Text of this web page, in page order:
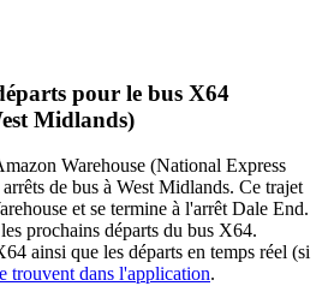
pour le bus X64
Midlands)
Warehouse (National Express
de bus à West Midlands. Ce trajet
et se termine à l'arrêt Dale End.
prochains départs du bus X64.
ainsi que les départs en temps réel (si
trouvent dans l'application.